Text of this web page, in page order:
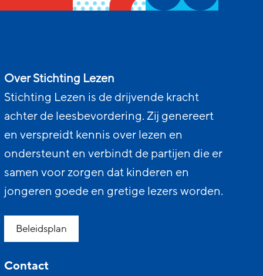
Over Stichting Lezen
Stichting Lezen is de drijvende kracht
achter de leesbevordering. Zij genereert
en verspreidt kennis over lezen en
ondersteunt en verbindt de partijen die er
samen voor zorgen dat kinderen en
jongeren goede en gretige lezers worden.
Beleidsplan
Contact